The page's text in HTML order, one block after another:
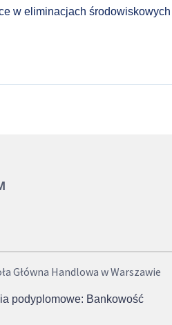
w eliminacjach środowiskowych
Główna Handlowa w Warszawie
podyplomowe: Bankowość